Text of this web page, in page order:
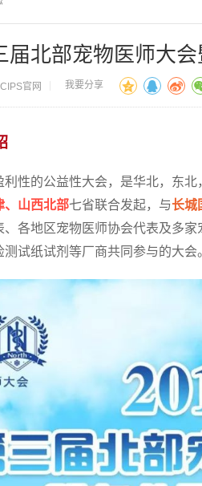
北部宠物医师大会
官网 我要分享
性的公益性大会，是华北，东
、山西北部七省联合发起，与长城
、各地区宠物医师协会代表及多
试纸试剂等厂商共同参与的大会